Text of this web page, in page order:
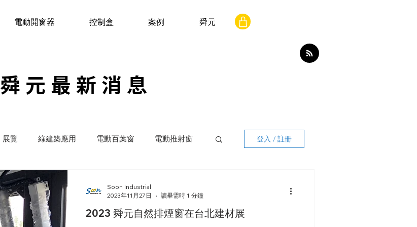
電動開窗器 控制盒 案例 舜元
舜元最新消息
展覽 綠建築應用 電動百葉窗 電動推射窗
氣窗
登入 / 註冊
2023 舜元自然排煙窗在台北建材展
Soon Industrial
2023年11月27日
讀畢需時 1 分鐘